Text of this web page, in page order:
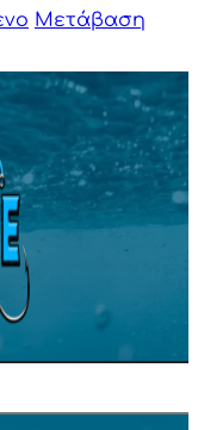
Μετάβαση